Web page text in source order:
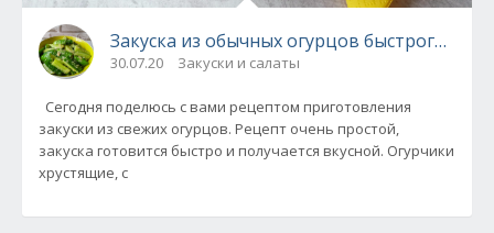
Закуска из обычных огурцов быстрого
30.07.20 Закуски и салаты
Сегодня поделюсь с вами рецептом приготовления
закуски из свежих огурцов. Рецепт очень простой,
закуска готовится быстро и получается вкусной. Огурчики
хрустящие, с